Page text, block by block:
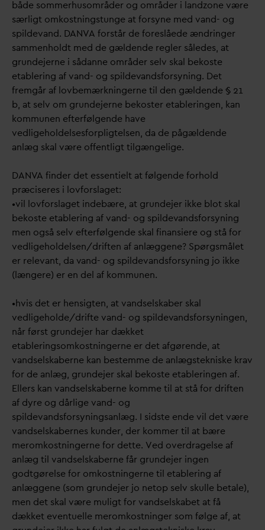
både sommerhusområder og områder i landzone være
særligt omkostningstunge at forsyne med vand- og
spildevand. DANVA forstår de foreslåede ændringer
sammenholdt med de gældende regler således, at
grundejerne i sådanne områder selv skal bekoste
etablering af vand- og spildevandsforsyning. Det
fremgår af lovbemærkningerne til den gældende § 21
b, at selv om grundejerne bekoster etableringen, kan
kommunen efterfølgende have
vedligeholdelsesforpligtelsen, da de pågældende
anlæg skal være offentligt tilgængelige.
DANVA finder det essentielt at følgende forhold
præciseres i lovforslaget:
•vil lovforslaget indebære, at grundejer ikke blot skal
bekoste etablering af vand- og spildevandsforsyning
men også selv efterfølgende skal finansiere og stå for
vedligeholdelsen/driften af anlæggene? Spørgsmålet
er relevant, da vand- og spildevandsforsyning jo ikke
(længere) er en del af kommunen.
•hvis det er hensigten, at vandselskaber skal
vedligeholde/drifte vand- og spildevandsforsyningen,
når først grundejer har dækket
etableringsomkostningerne er det afgørende, at
vandselskaberne kan bestemme de anlægstekniske krav
for de anlæg, grundejer skal bekoste etableringen af.
Ellers kan vandselskaberne komme til at stå for driften
af dyre og dårlige vand- og
spildevandsforsyningsanlæg. I sidste ende vil det være
vandselskabernes kunder, der kommer til at bære
meromkostningerne for dette. Ved overdragelse af
anlæg til vandselskaberne får grundejer ingen
godtgørelse for omkostningerne til etablering af
anlæggene (som grundejer jo netop selv skulle betale),
men det skal være muligt for vandselskabet at få
dækket eventuelle meromkostninger som følge af, at